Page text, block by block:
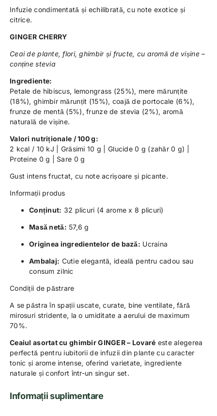
Infuzie condimentată și echilibrată, cu note exotice și
citrice.
GINGER CHERRY
Ceai de plante, flori, ghimbir și fructe, cu aromă de vișine –
conține stevia
Ingrediente:
Petale de hibiscus, lemongrass (25%), mere mărunțite
(18%), ghimbir mărunțit (15%), coajă de portocale (6%),
frunze de mentă (5%), frunze de stevia (2%), aromă
naturală de vișine.
Valori nutriționale / 100 g:
2 kcal / 10 kJ | Grăsimi 10 g | Glucide 0 g (zahăr 0 g) |
Proteine 0 g | Sare 0 g
Gust intens fructat, cu note acrișoare și picante.
Informații produs
Conținut: 32 plicuri (4 arome x 8 plicuri)
Masă netă: 57,6 g
Originea ingredientelor de bază: Ucraina
Ambalaj: Cutie elegantă, ideală pentru cadou sau
consum zilnic
Condiții de păstrare
A se păstra în spații uscate, curate, bine ventilate, fără
mirosuri stridente, la o umiditate a aerului de maximum
70%.
Ceaiul asortat cu ghimbir GINGER – Lovaré este alegerea
perfectă pentru iubitorii de infuzii din plante cu caracter
tonic și arome intense, oferind varietate, ingrediente
naturale și confort într-un singur set.
Informații suplimentare